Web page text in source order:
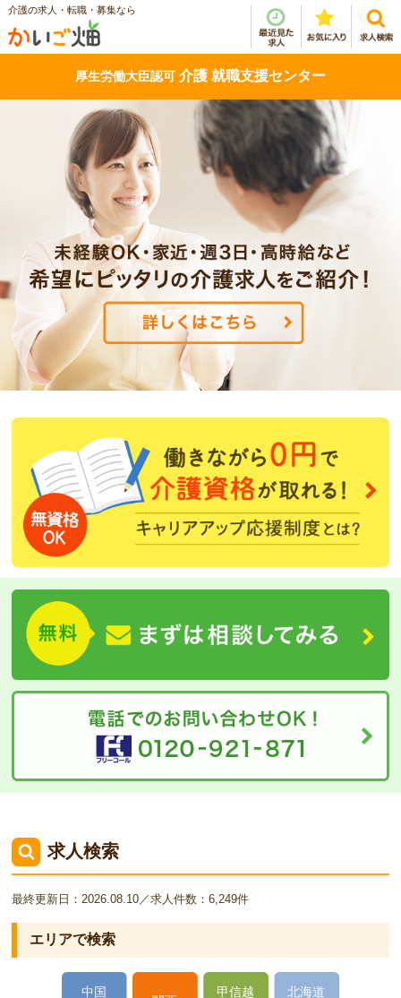
介護の求人・転職・募集なら
厚生労働大臣認可 介護 就職支援センター
求人検索
最終更新日：2026.08.10／求人件数：6,249件
エリアで検索
中国
甲信越
北海道